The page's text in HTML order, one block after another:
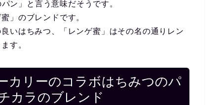
ン」と言う意味だそうです。
」のブレンドです。
いはちみつ、「レンゲ蜜」はその名の通りレン
す。
カリーのコラボはちみつのパ
カラのブレンド